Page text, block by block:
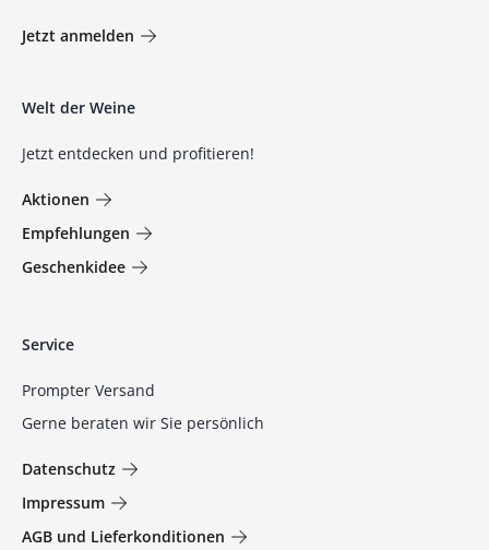
Jetzt anmelden
Welt der Weine
Jetzt entdecken und profitieren!
Aktionen
Empfehlungen
Geschenkidee
Service
Prompter Versand
Gerne beraten wir Sie persönlich
Datenschutz
Impressum
AGB und Lieferkonditionen